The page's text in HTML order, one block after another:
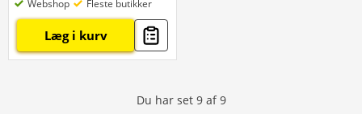
Webshop Fleste butikker
Læg i kurv
Du har set 9 af 9